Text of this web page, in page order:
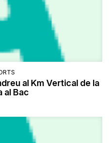
al Km Vertical de la
al Bac